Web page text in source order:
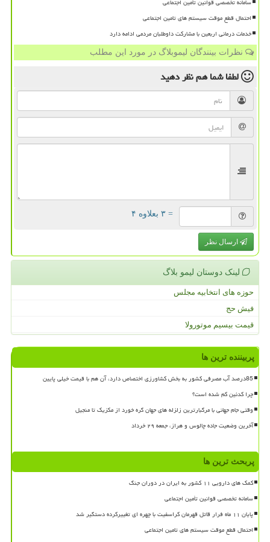
سامانه تخصصی قوانین تأمین اجتماعی
احتمال قطع موقت سیستم های تامین اجتماعی
خدمات درمانی اربعین با مشارکت داوطلبان مردمی ادامه دارد
نظرات بینندگان لیموبلاگ در مورد این مطلب
لطفا شما همنظر دهید
= ۳ بعلاوه ۴
ارسال نظر
لینک دوستان لیمو بلاگ
حوزه های انتخابیه مجلس
فیش حج
قیمت بیسیم موتورولا
پربیننده ترین ها
85درصد آب مصرفی کشور به بخش کشاورزی اختصاص دارد، آن هم با قیمت خیلی پایین
چرا کدئین کم شده است؟
وقتی جام جهانی با مرگبارترین زلزله های جهان گره خورد از مکزیک تا منجیل
آخرین وضعیت جاده چالوس و هراز، جمعه ۲۹ خرداد
پربحث ترین ها
کمک های دارویی ۱۱ کشور به ایران در دوران جنگ
سامانه تخصصی قوانین تأمین اجتماعی
پایان ۱۱ ماه فرار قاتل قهرمان کراسفیت با چهره ای تغییرکرده دستگیر شد
احتمال قطع موقت سیستم های تامین اجتماعی